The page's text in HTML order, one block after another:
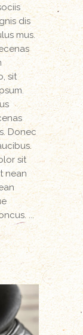
dis
mus.
sit
Donec
sit
nean